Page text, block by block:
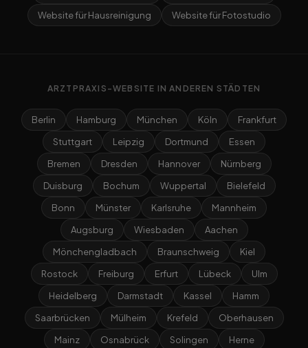
Website für Hausreinigung
Website für Fotostudio
ARZTPRAXIS-WEBSITE IN ANDEREN STÄDTEN
Berlin Hamburg München Köln
Frankfurt
Stuttgart
Leipzig Dortmund
Essen
Bremen
Dresden Hannover
Nürnberg
Duisburg
Bochum Wuppertal
Bielefeld
Bonn
Münster Karlsruhe
Mannheim
Augsburg
Wiesbaden
Aachen
Mönchengladbach
Braunschweig
Kiel
Rostock
Freiburg Erfurt Lübeck
Ulm
Heidelberg
Darmstadt Kassel
Hamm
Saarbrücken
Mülheim Krefeld
Oberhausen
Mainz
Osnabrück Solingen Herne